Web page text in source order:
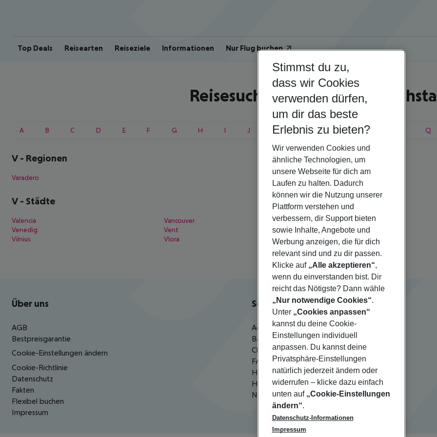
Top Deals Reisearten Reiseziele Informationen Nur Flug buchen
Reisesuche nach
A B C D E F G H I J K L M N Q
V - Regionen
Varadero
V - Städte
Valencia Vancouver Vantaa
Venedig
Vent Verona
Vilnius
Vlora
Footer navigation
Über uns
AGB
Bestpreisgarantie
Cookie-Einstellungen ändern
Cookie-Richtlinie
Datenschutz
Fakten
Flexibel buchen
Impressum
Service & Hilfe
Agenturbetreuung
Barrierefreies Reisen
Check-in
FAQ
HanseMerkur Reiseversicherung
Hilfe & Kontakt
Newsletter
Stimmst du zu,
dass wir Cookies
verwenden dürfen,
um dir das beste
Erlebnis zu bieten?
Wir verwenden Cookies und
ähnliche Technologien, um
unsere Webseite für dich am
Laufen zu halten. Dadurch
können wir die Nutzung unserer
Plattform verstehen und
verbessern, dir Support bieten
sowie Inhalte, Angebote und
Werbung anzeigen, die für dich
relevant sind und zu dir passen.
Klicke auf „Alle akzeptieren“,
wenn du einverstanden bist. Dir
reicht das Nötigste? Dann wähle
„Nur notwendige Cookies“.
Unter „Cookies anpassen“
kannst du deine Cookie-
Einstellungen individuell
anpassen. Du kannst deine
Privatsphäre-Einstellungen
natürlich jederzeit ändern oder
widerrufen – klicke dazu einfach
unten auf „Cookie-Einstellungen
ändern“.
Datenschutz-Informationen
Impressum